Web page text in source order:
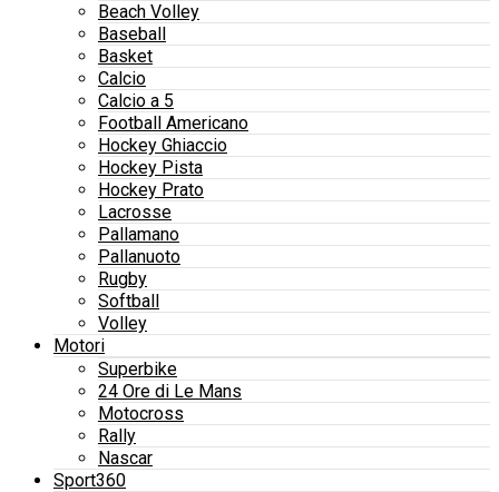
Beach Volley
Baseball
Basket
Calcio
Calcio a 5
Football Americano
Hockey Ghiaccio
Hockey Pista
Hockey Prato
Lacrosse
Pallamano
Pallanuoto
Rugby
Softball
Volley
Motori
Superbike
24 Ore di Le Mans
Motocross
Rally
Nascar
Sport360